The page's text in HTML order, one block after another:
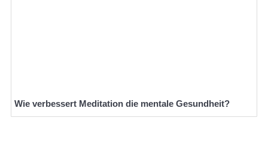
Wie verbessert Meditation die mentale Gesundheit?